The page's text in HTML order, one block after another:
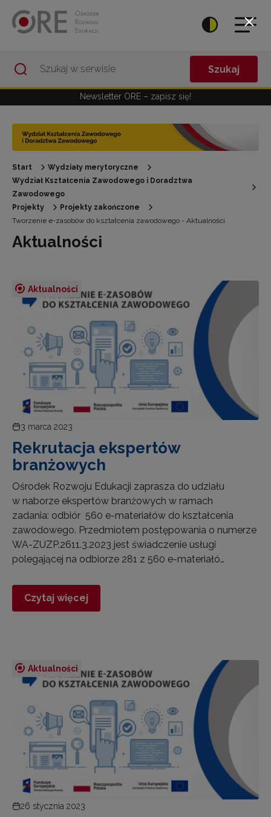
Szukaj
Newsletter ORE – zapisz się!
Start
Wydziały merytoryczne
Wydział Kształcenia Zawodowego i Doradztwa
Zawodowego
Projekty
Projekty zakończone
Tworzenie e-zasobów do kształcenia zawodowego - Aktualności
Aktualności
Aktualności
3 marca 2023
Rekrutacja ekspertów
branżowych
Ośrodek Rozwoju Edukacji zaprasza do udziału
w naborze ekspertów branżowych w ramach
zadania: odbiór 560 e-materiałów do kształcenia
zawodowego. Przedmiotem postępowania o numerze
WA-ZUZP.2611.3.2023 jest świadczenie usługi
polegającej na odbiorze 281 z 560 e-materiałó…
Czytaj więcej
Aktualności
26 stycznia 2023